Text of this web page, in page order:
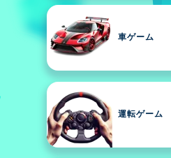
車ゲーム
運転ゲーム